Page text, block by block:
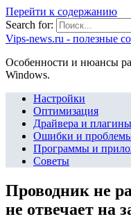
Перейти к содержанию
Search for:
Vips-news.ru - полезные
Особенности и нюансы
Windows.
Настройки
Оптимизация
Драйвера и плагины
Ошибки и
Программы и
Советы
Проводник не
не отвечает на